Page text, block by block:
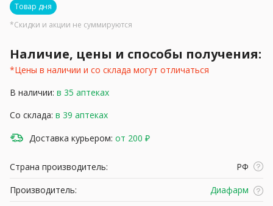
Товар дня
*Скидки и акции не суммируются
Наличие, цены и способы получения:
*Цены в наличии и со склада могут отличаться
В наличии: в 35 аптеках
Со склада: в 39 аптеках
Доставка курьером: от 200 ₽
Страна производитель:
РФ
Производитель:
Диафарм